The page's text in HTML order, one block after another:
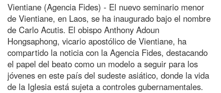
Vientiane (Agencia Fides) - El nuevo seminario menor
de Vientiane, en Laos, se ha inaugurado bajo el nombre
de Carlo Acutis. El obispo Anthony Adoun
Hongsaphong, vicario apostólico de Vientiane, ha
compartido la noticia con la Agencia Fides, destacando
el papel del beato como un modelo a seguir para los
jóvenes en este país del sudeste asiático, donde la vida
de la Iglesia está sujeta a controles gubernamentales.